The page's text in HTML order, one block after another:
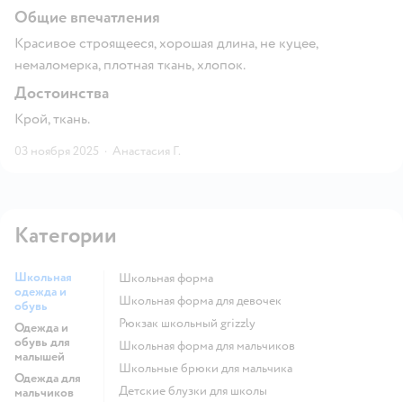
Общие впечатления
Красивое строящееся, хорошая длина, не куцее,
немаломерка, плотная ткань, хлопок.
Достоинства
Крой, ткань.
03 ноября 2025 · Анастасия Г.
Категории
Школьная
одежда и
обувь
Одежда и
обувь для
малышей
Одежда для
мальчиков
Школьная форма
Школьная форма для девочек
Рюкзак школьный grizzly
Школьная форма для мальчиков
Школьные брюки для мальчика
Детские блузки для школы